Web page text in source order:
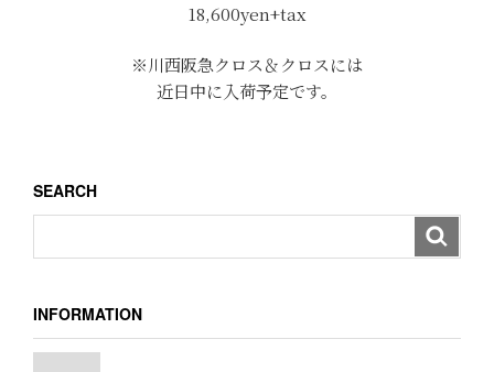
18,600yen+tax
※川西阪急クロス＆クロスには
近日中に入荷予定です。
SEARCH
INFORMATION